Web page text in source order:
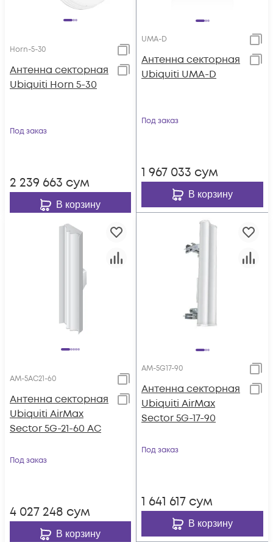
Horn-5-30
Антенна секторная
Ubiquiti Horn 5-30
Под заказ
2 239 663 сум
В корзину
UMA-D
Антенна секторная
Ubiquiti UMA-D
Под заказ
1 967 033 сум
В корзину
AM-5AC21-60
Антенна секторная
Ubiquiti AirMax
Sector 5G-21-60 АС
Под заказ
4 027 248 сум
В корзину
AM-5G17-90
Антенна секторная
Ubiquiti AirMax
Sector 5G-17-90
Под заказ
1 641 617 сум
В корзину